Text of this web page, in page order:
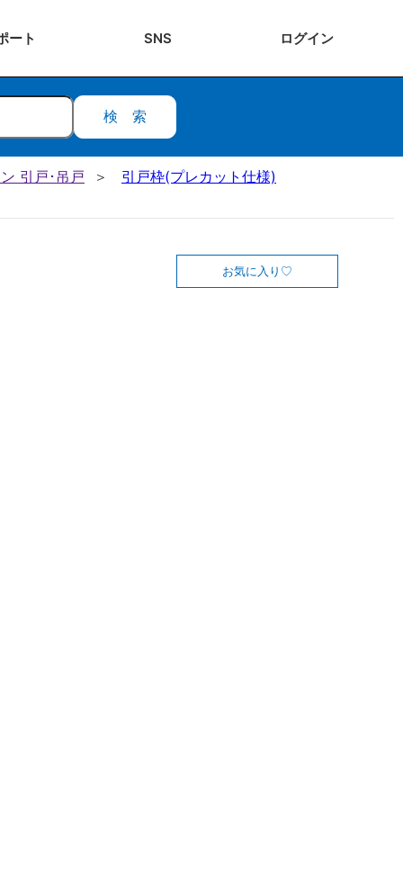
ート SNS ログイン
検索
引戸･吊戸 引戸枠(プレカット仕様)
お気に入り